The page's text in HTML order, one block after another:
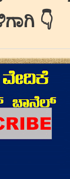
👇